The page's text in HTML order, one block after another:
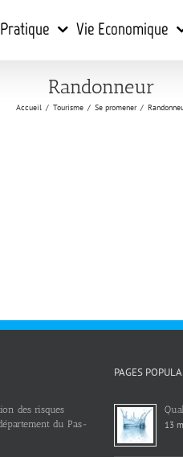
Vie Economique
Randonneur
Accueil / Tourisme / Se promener /
des risques
du Pas-
PAGES
13